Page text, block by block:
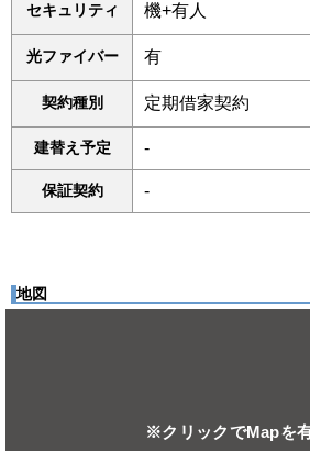
セキュリティ 機+有人
光ファイバー 有
契約種別 定期借家契約
建替え予定 -
保証契約 -
地図
※クリックでMapを